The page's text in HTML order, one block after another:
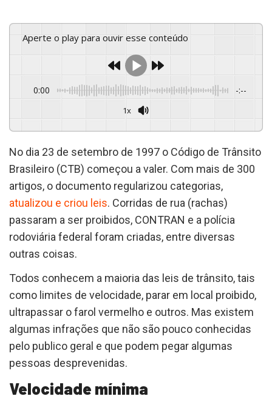
Aperte o play para ouvir esse conteúdo
0:00 -:--
1x
No dia 23 de setembro de 1997 o Código de Trânsito
Brasileiro (CTB) começou a valer. Com mais de 300
artigos, o documento regularizou categorias,
atualizou e criou leis. Corridas de rua (rachas)
passaram a ser proibidos, CONTRAN e a polícia
rodoviária federal foram criadas, entre diversas
outras coisas.
Todos conhecem a maioria das leis de trânsito, tais
como limites de velocidade, parar em local proibido,
ultrapassar o farol vermelho e outros. Mas existem
algumas infrações que não são pouco conhecidas
pelo publico geral e que podem pegar algumas
pessoas desprevenidas.
Velocidade mínima